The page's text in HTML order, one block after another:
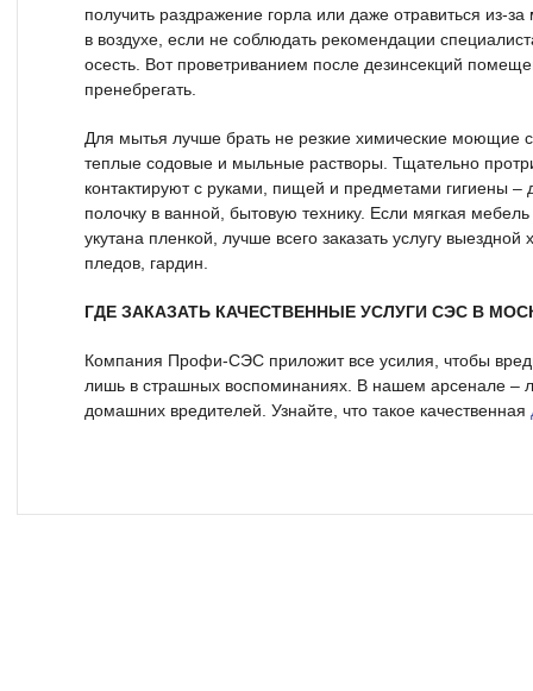
получить раздражение горла или даже отравиться из-
в воздухе, если не соблюдать рекомендации
осесть. Вот проветриванием после дезинсекций
пренебрегать.
Для мытья лучше брать не резкие химические моющие
теплые содовые и мыльные растворы. Тщательно
контактируют с руками, пищей и предметами гигиены –
полочку в ванной, бытовую технику. Если мягкая
укутана пленкой, лучше всего заказать услугу выездной
пледов, гардин.
ГДЕ ЗАКАЗАТЬ КАЧЕСТВЕННЫЕ УСЛУГИ СЭС В
Компания Профи-СЭС приложит все усилия, чтобы
лишь в страшных воспоминаниях. В нашем арсенале –
домашних вредителей. Узнайте, что такое качественная